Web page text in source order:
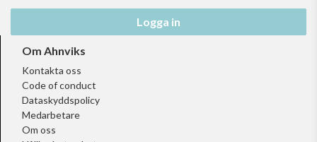
Logga in
Om Ahnviks
Kontakta oss
Code of conduct
Dataskyddspolicy
Medarbetare
Om oss